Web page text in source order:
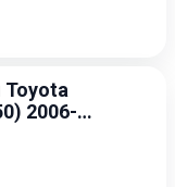
Toyota
2006-